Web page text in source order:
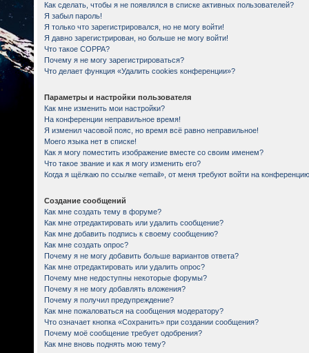
Как сделать, чтобы я не появлялся в списке активных пользователей?
Я забыл пароль!
Я только что зарегистрировался, но не могу войти!
Я давно зарегистрирован, но больше не могу войти!
Что такое COPPA?
Почему я не могу зарегистрироваться?
Что делает функция «Удалить cookies конференции»?
Параметры и настройки пользователя
Как мне изменить мои настройки?
На конференции неправильное время!
Я изменил часовой пояс, но время всё равно неправильное!
Моего языка нет в списке!
Как я могу поместить изображение вместе со своим именем?
Что такое звание и как я могу изменить его?
Когда я щёлкаю по ссылке «email», от меня требуют войти на
Создание сообщений
Как мне создать тему в форуме?
Как мне отредактировать или удалить сообщение?
Как мне добавить подпись к своему сообщению?
Как мне создать опрос?
Почему я не могу добавить больше вариантов ответа?
Как мне отредактировать или удалить опрос?
Почему мне недоступны некоторые форумы?
Почему я не могу добавлять вложения?
Почему я получил предупреждение?
Как мне пожаловаться на сообщения модератору?
Что означает кнопка «Сохранить» при создании сообщения?
Почему моё сообщение требует одобрения?
Как мне вновь поднять мою тему?